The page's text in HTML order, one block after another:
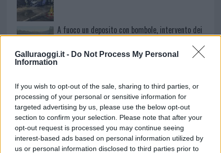
Galluraoggi.it - Do Not Process My Personal
Information
If you wish to opt-out of the sale, sharing to third parties, or
processing of your personal or sensitive information for
targeted advertising by us, please use the below opt-out
section to confirm your selection. Please note that after your
opt-out request is processed you may continue seeing
interest-based ads based on personal information utilized by
us or personal information disclosed to third parties prior to
A fuoco un deposito con bombole, intervento dei